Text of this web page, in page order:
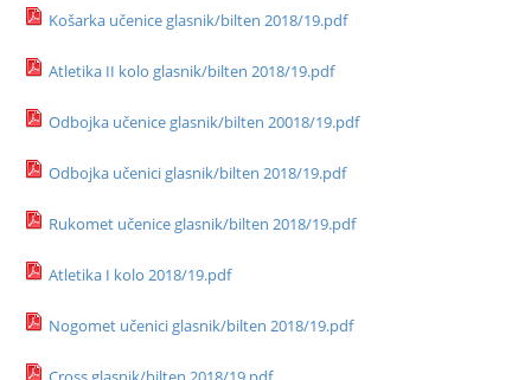
Košarka učenice glasnik/bilten 2018/19.pdf
Atletika II kolo glasnik/bilten 2018/19.pdf
Odbojka učenice glasnik/bilten 20018/19.pdf
Odbojka učenici glasnik/bilten 2018/19.pdf
Rukomet učenice glasnik/bilten 2018/19.pdf
Atletika I kolo 2018/19.pdf
Nogomet učenici glasnik/bilten 2018/19.pdf